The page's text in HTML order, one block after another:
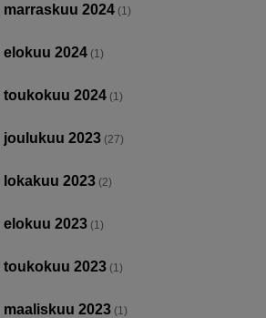
marraskuu 2024 (1)
elokuu 2024 (1)
toukokuu 2024 (1)
joulukuu 2023 (27)
lokakuu 2023 (2)
elokuu 2023 (1)
toukokuu 2023 (1)
maaliskuu 2023 (1)